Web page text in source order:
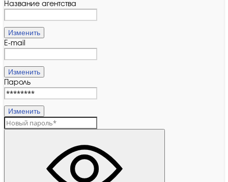
Название агентства
Изменить
E-mail
Изменить
Пароль
Изменить